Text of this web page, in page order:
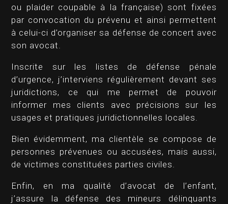
ou plaider coupable à la française) sont fixées
par convocation du prévenu et ainsi permettent
à celui-ci d’organiser sa défense de concert avec
son avocat.
Inscrite sur les listes de défense pénale
d’urgence, j’interviens régulièrement devant ses
juridictions, ce qui me permet de pouvoir
informer mes clients avec précisions sur les
usages et pratiques juridictionnelles locales.
Bien évidemment, ma clientèle se compose de
personnes prévenues ou accusées, mais aussi,
de victimes constituées parties civiles.
Enfin, en ma qualité d’avocat de l’enfant,
j’assure la défense des mineurs délinquants